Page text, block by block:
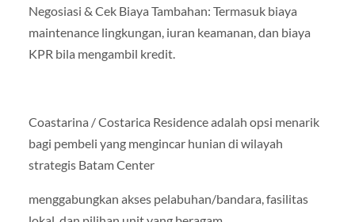
Negosiasi & Cek Biaya Tambahan: Termasuk biaya
maintenance lingkungan, iuran keamanan, dan biaya
KPR bila mengambil kredit.
Coastarina / Costarica Residence adalah opsi menarik
bagi pembeli yang mengincar hunian di wilayah
strategis Batam Center
menggabungkan akses pelabuhan/bandara, fasilitas